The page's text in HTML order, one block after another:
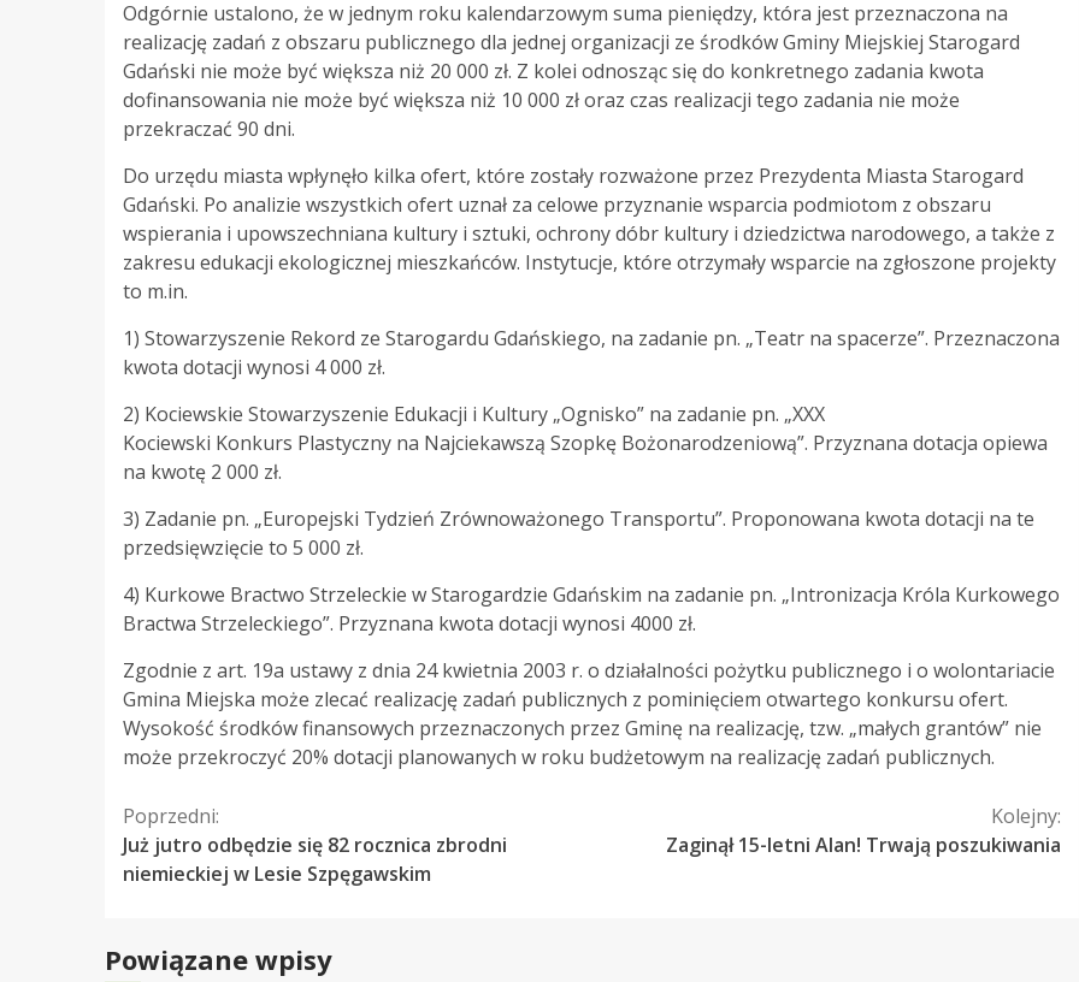
Odgórnie ustalono, że w jednym roku kalendarzowym suma pieniędzy, która jest przeznaczona na
realizację zadań z obszaru publicznego dla jednej organizacji ze środków Gminy Miejskiej Starogard
Gdański nie może być większa niż 20 000 zł. Z kolei odnosząc się do konkretnego zadania kwota
dofinansowania nie może być większa niż 10 000 zł oraz czas realizacji tego zadania nie może
przekraczać 90 dni.
Do urzędu miasta wpłynęło kilka ofert, które zostały rozważone przez Prezydenta Miasta Starogard
Gdański. Po analizie wszystkich ofert uznał za celowe przyznanie wsparcia podmiotom z obszaru
wspierania i upowszechniana kultury i sztuki, ochrony dóbr kultury i dziedzictwa narodowego, a także z
zakresu edukacji ekologicznej mieszkańców. Instytucje, które otrzymały wsparcie na zgłoszone projekty
to m.in.
1) Stowarzyszenie Rekord ze Starogardu Gdańskiego, na zadanie pn. „Teatr na spacerze”. Przeznaczona
kwota dotacji wynosi 4 000 zł.
2) Kociewskie Stowarzyszenie Edukacji i Kultury „Ognisko” na zadanie pn. „XXX
Kociewski Konkurs Plastyczny na Najciekawszą Szopkę Bożonarodzeniową”. Przyznana dotacja opiewa
na kwotę 2 000 zł.
3) Zadanie pn. „Europejski Tydzień Zrównoważonego Transportu”. Proponowana kwota dotacji na te
przedsięwzięcie to 5 000 zł.
4) Kurkowe Bractwo Strzeleckie w Starogardzie Gdańskim na zadanie pn. „Intronizacja Króla Kurkowego
Bractwa Strzeleckiego”. Przyznana kwota dotacji wynosi 4000 zł.
Zgodnie z art. 19a ustawy z dnia 24 kwietnia 2003 r. o działalności pożytku publicznego i o wolontariacie
Gmina Miejska może zlecać realizację zadań publicznych z pominięciem otwartego konkursu ofert.
Wysokość środków finansowych przeznaczonych przez Gminę na realizację, tzw. „małych grantów” nie
może przekroczyć 20% dotacji planowanych w roku budżetowym na realizację zadań publicznych.
Kontynuuj
czytanie
Poprzedni:
Już jutro odbędzie się 82 rocznica zbrodni
niemieckiej w Lesie Szpęgawskim
Kolejny:
Zaginął 15-letni Alan! Trwają poszukiwania
Powiązane wpisy